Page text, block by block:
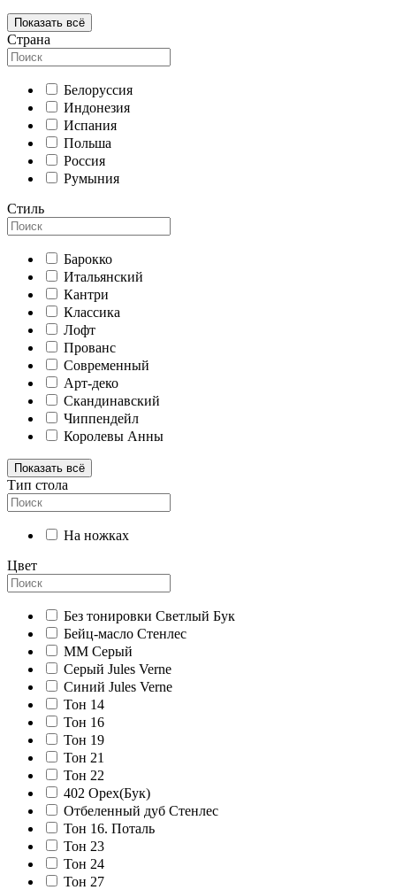
Показать всё
Страна
Белоруссия
Индонезия
Испания
Польша
Россия
Румыния
Стиль
Барокко
Итальянский
Кантри
Классика
Лофт
Прованс
Современный
Арт-деко
Скандинавский
Чиппендейл
Королевы Анны
Показать всё
Тип стола
На ножках
Цвет
Без тонировки Светлый Бук
Бейц-масло Стенлес
ММ Серый
Серый Jules Verne
Синий Jules Verne
Тон 14
Тон 16
Тон 19
Тон 21
Тон 22
402 Орех(Бук)
Отбеленный дуб Стенлес
Тон 16. Поталь
Тон 23
Тон 24
Тон 27